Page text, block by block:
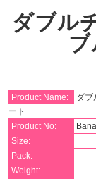
ダブル
Product Name:
ダブ
ート
Product No:
Size:
Pack:
Weight: